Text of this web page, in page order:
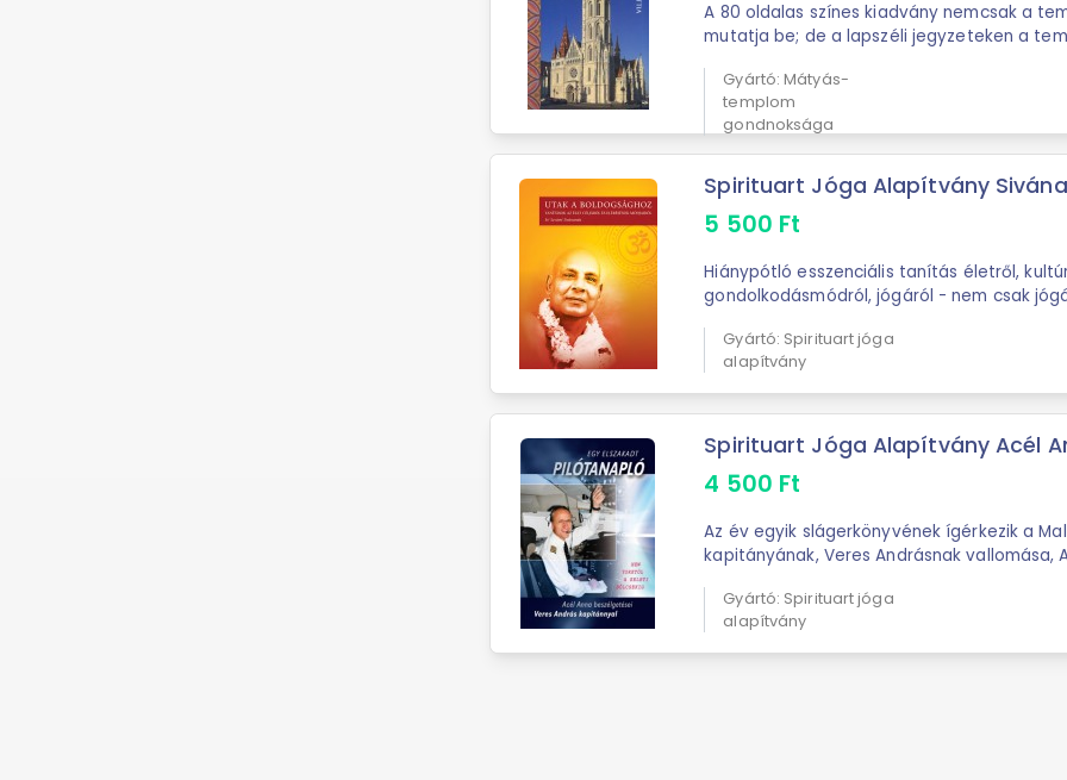
A 80 oldalas színes kiadvány nemcsak a
mutatja be; de a lapszéli jegyzeteken a
Gyártó: Mátyás-
templom
gondnoksága
Spirituart Jóga Alapítvány
5 500 Ft
Hiánypótló esszenciális tanítás életről,
gondolkodásmódról, jógáról - nem csak
Gyártó: Spirituart jóga
alapítvány
Spirituart Jóga Alapítvány Acél
4 500 Ft
Az év egyik slágerkönyvének ígérkezik a
kapitányának, Veres Andrásnak vallomása,
titkai, és ...
Gyártó: Spirituart jóga
alapítvány